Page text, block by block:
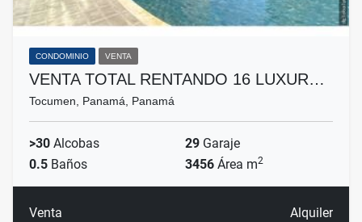
CONDOMINIO VENTA
VENTA TOTAL RENTANDO 16 LUXUR…
Tocumen, Panamá, Panamá
>30 Alcobas 29 Garaje
0.5 Baños 3456 Área m2
Venta Alquiler